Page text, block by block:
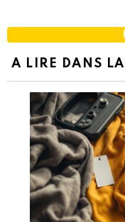
A LIRE DANS